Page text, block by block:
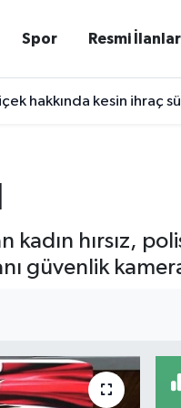
Spor Resmi İlanlar
hakkında kesin ihraç
hırsız,
güvenlik